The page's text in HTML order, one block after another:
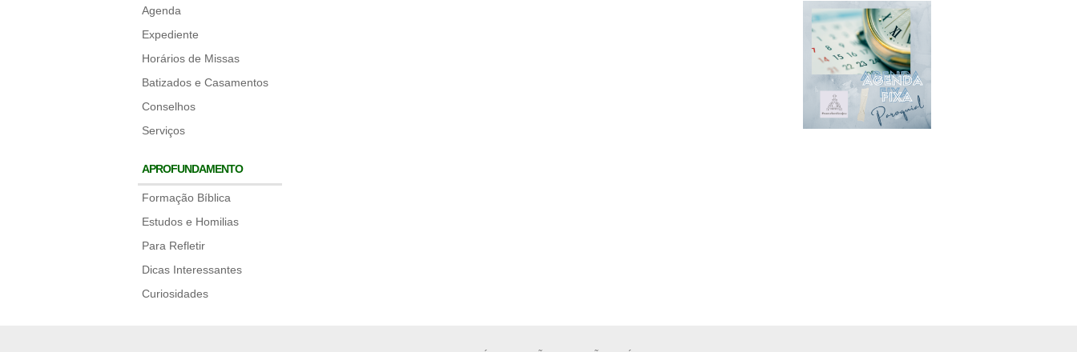
Agenda
Expediente
Horários de Missas
Batizados e Casamentos
Conselhos
Serviços
APROFUNDAMENTO
Formação Bíblica
Estudos e Homilias
Para Refletir
Dicas Interessantes
Curiosidades